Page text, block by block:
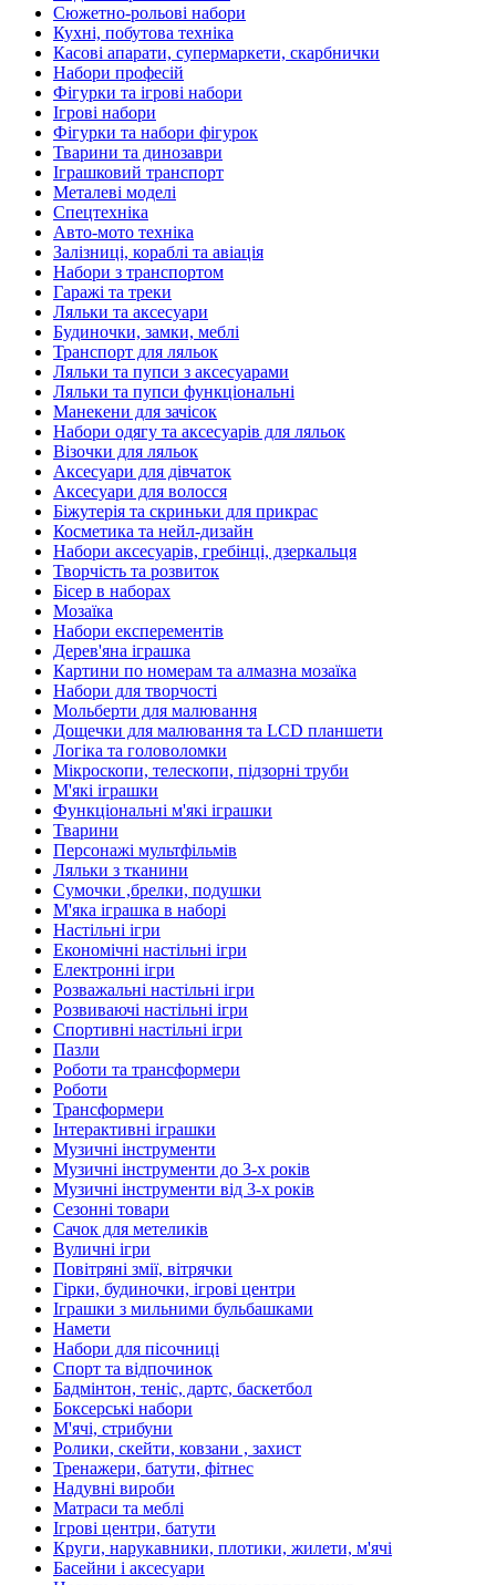
Сюжетно-рольові набори
Кухні, побутова техніка
Касові апарати, супермаркети, скарбнички
Набори професій
Фігурки та ігрові набори
Ігрові набори
Фігурки та набори фігурок
Тварини та динозаври
Іграшковий транспорт
Металеві моделі
Спецтехніка
Авто-мото техніка
Залізниці, кораблі та авіація
Набори з транспортом
Гаражі та треки
Ляльки та аксесуари
Будиночки, замки, меблі
Транспорт для ляльок
Ляльки та пупси з аксесуарами
Ляльки та пупси функціональні
Манекени для зачісок
Набори одягу та аксесуарів для ляльок
Візочки для ляльок
Аксесуари для дівчаток
Аксесуари для волосся
Біжутерія та скриньки для прикрас
Косметика та нейл-дизайн
Набори аксесуарів, гребінці, дзеркальця
Творчість та розвиток
Бісер в наборах
Мозаїка
Набори експерементів
Дерев'яна іграшка
Картини по номерам та алмазна мозаїка
Набори для творчості
Мольберти для малювання
Дощечки для малювання та LCD планшети
Логіка та головоломки
Мікроскопи, телескопи, підзорні труби
М'які іграшки
Функціональні м'які іграшки
Тварини
Персонажі мультфільмів
Ляльки з тканини
Сумочки ,брелки, подушки
М'яка іграшка в наборі
Настільні ігри
Економічні настільні ігри
Електронні ігри
Розважальні настільні ігри
Розвиваючі настільні ігри
Спортивні настільні ігри
Пазли
Роботи та трансформери
Роботи
Трансформери
Інтерактивні іграшки
Музичні інструменти
Музичні інструменти до 3-х років
Музичні інструменти від 3-х років
Сезонні товари
Сачок для метеликів
Вуличні ігри
Повітряні змії, вітрячки
Гірки, будиночки, ігрові центри
Іграшки з мильними бульбашками
Намети
Набори для пісочниці
Спорт та відпочинок
Бадмінтон, теніс, дартс, баскетбол
Боксерські набори
М'ячі, стрибуни
Ролики, скейти, ковзани , захист
Тренажери, батути, фітнес
Надувні вироби
Матраси та меблі
Ігрові центри, батути
Круги, нарукавники, плотики, жилети, м'ячі
Басейни і аксесуари